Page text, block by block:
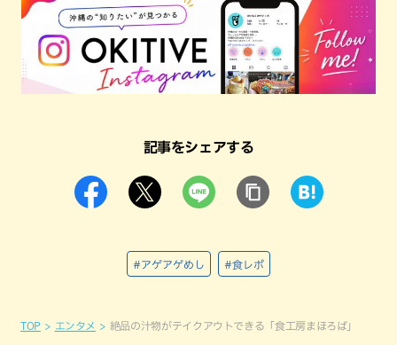
記事をシェアする
#アゲアゲめし #食レポ
TOP エンタメ 絶品の汁物がテイクアウトできる「食工房まほろば」